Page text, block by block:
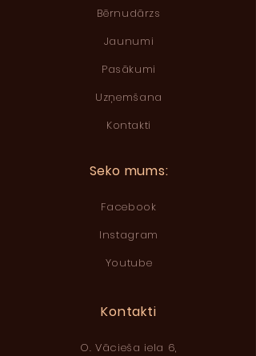
Bērnudārzs
Jaunumi
Pasākumi
Uzņemšana
Kontakti
Seko mums:
Facebook
Instagram
Youtube
Kontakti
O. Vācieša iela 6,